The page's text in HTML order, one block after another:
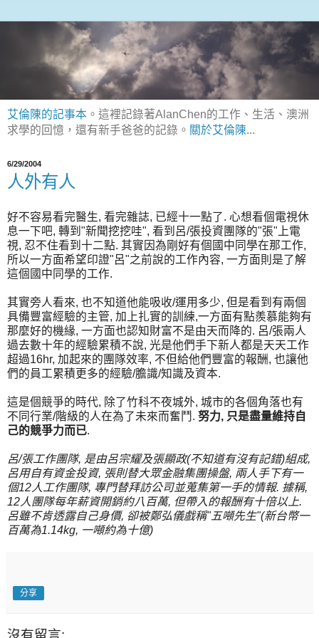
艾倫陳的記事本 。這裡記錄著AlanChen的工作、生活、澳洲
求學的回憶，還有新手爸爸的記錄。 關於艾倫陳...
6/29/2004
人外有人
好不容易看完醫生, 看完雜誌, 已經十一點了. 心想看個電視休
息一下吧, 轉到"新聞挖挖哇", 看到呂/張投資團隊的"張"上電
視, 忍不住看到十二點. 其實因為剛好有個國中同學在那工作,
所以一方面希望印證"呂"之前說的工作內容, 一方面則是了解
這個國中同學的工作.
其實旁人看來, 也不知道他能吸收/運用多少, 但是看到有兩個
具備豐富經驗的主管, 加上扎實的訓練,一方面有點羨慕能夠有
那麼好的機緣, 一方面也認知財富不是由天而降的. 呂/張兩人
過去數十年的經驗累積不說, 光是他們手下新人都是天天工作
超過16hr, 加起來的團隊效率, 不但給他們豐富的報酬, 也讓他
們的員工累積更多的經驗/膽識/知識及資本.
這是個競爭的時代, 除了竹科不夜城外, 城市的各個角落也有
不同行業/階級的人在為了未來而奮鬥. 努力, 只是盡量維持自
己的競爭力而已.
呂/張工作團隊, 是由呂宗耀及張顯政(不知道有沒有記錯)組成,
呂用自有資金投資, 張則替大眾金融集團操盤, 兩人手下有一
個12人工作團隊, 專門替拜訪公司並蒐集第一手的情報. 據稱,
12人團隊每年薪資開銷約八百萬, 但帶入的報酬有十倍以上.
呂雖不肯透露自己身價, 卻被鄭弘儀戲稱"五噸先生"(新台幣一
百萬為1.14kg, 一噸約為十億)
分享
沒有留言: